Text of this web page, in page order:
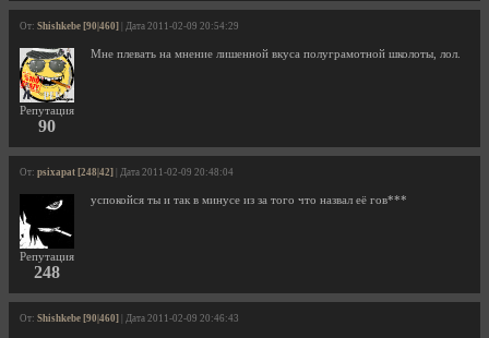
От: Shishkebe [90|460] | Дата 2011-02-09 20:54:29
Репутация
90
Мне плевать на мнение лишенной вкуса полуграмотной школоты, лол.
От: psixapat [248|42] | Дата 2011-02-09 20:48:04
Репутация
248
успокойся ты и так в минусе из за того что назвал её гов***
От: Shishkebe [90|460] | Дата 2011-02-09 20:46:43